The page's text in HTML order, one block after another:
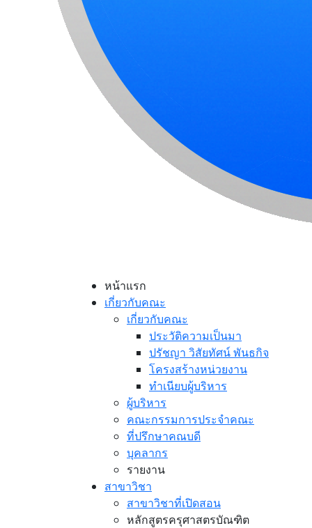
หน้าแรก
เกี่ยวกับคณะ
เกี่ยวกับคณะ
ประวัติความเป็นมา
ปรัชญา วิสัยทัศน์ พันธกิจ
โครงสร้างหน่วยงาน
ทำเนียบผู้บริหาร
ผู้บริหาร
คณะกรรมการประจำคณะ
ที่ปรึกษาคณบดี
บุคลากร
รายงาน
สาขาวิชา
สาขาวิชาที่เปิดสอน
หลักสูตรครุศาสตรบัณฑิต